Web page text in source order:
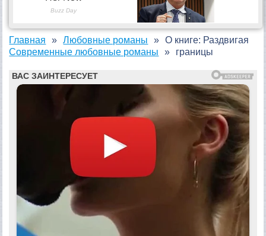
Главная
Любовные романы
Современные любовные романы
О книге: Раздвигая
границы